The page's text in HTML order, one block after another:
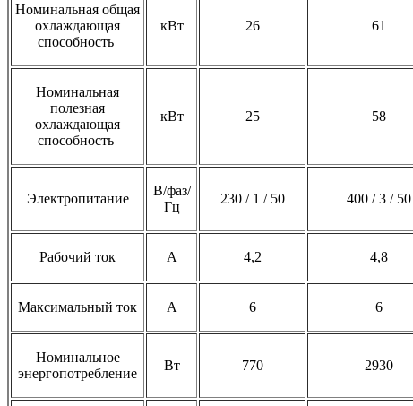
Номинальная общая
охлаждающая
способность
кВт 26 61
Номинальная
полезная
охлаждающая
способность
кВт 25 58
Электропитание
В/фаз/
Гц
230 / 1 / 50 400 / 3 / 50
Рабочий ток А 4,2 4,8
Максимальный ток А 6 6
Номинальное
энергопотребление
Вт 770 2930